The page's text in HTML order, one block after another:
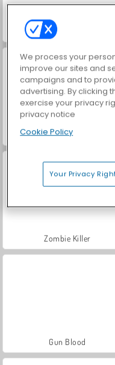
Battle Coast
Sniper Ultimate Assassin 2
Zombie Killer
Gun Blood
We process your
improve our sites and
campaigns and to
advertising. By clicking
exercise your privacy
privacy notice
Cookie Policy
Your Privacy